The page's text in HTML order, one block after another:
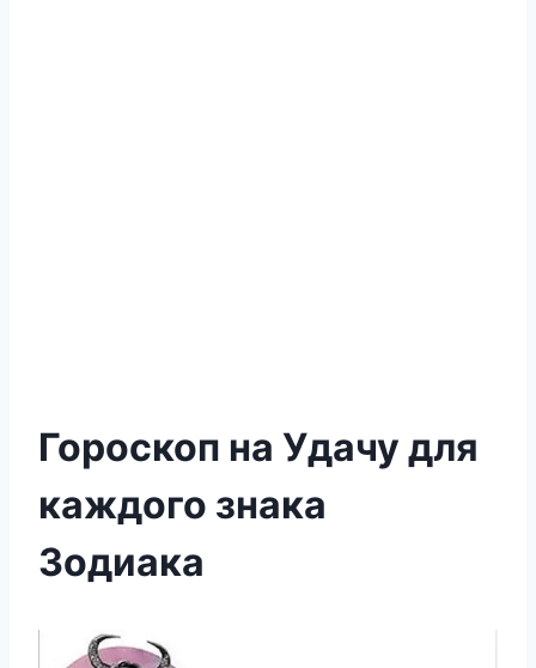
Гороскоп на Удачу для
каждого знака
Зодиака